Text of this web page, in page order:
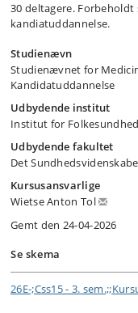
30 deltagere.
kandiatuddannelse.
Studienævn
Studienævnet for
Kandidatuddannelse
Udbydende institut
Institut for
Udbydende fakultet
Det
Kursusansvarlige
Wietse Anton Tol
Gemt den 24-04-2026
Se skema
26E-;Css15 - 3.